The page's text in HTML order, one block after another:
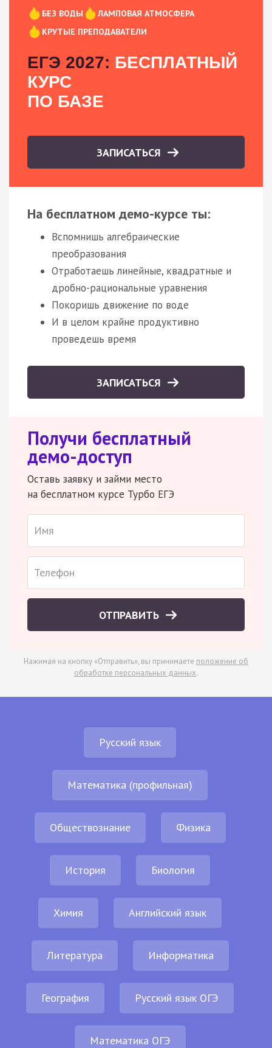
БЕЗ ВОДЫ
ЛАМПОВАЯ АТМОСФЕРА
КРУТЫЕ ПРЕПОДАВАТЕЛИ
ЕГЭ 2027: БЕСПЛАТНЫЙ
КУРС
ПО БАЗЕ
ЗАПИСАТЬСЯ
На бесплатном демо-курсе ты:
Вспомнишь алгебраические
преобразования
Отработаешь линейные, квадратные и
дробно-рациональные уравнения
Покоришь движение по воде
И в целом крайне продуктивно
проведешь время
ЗАПИСАТЬСЯ
Получи бесплатный
демо-доступ
Оставь заявку и займи место
на бесплатном курсе Турбо ЕГЭ
ОТПРАВИТЬ
Нажимая на кнопку «Отправить», вы принимаете положение об
обработке персональных данных.
Русский язык
Математика (профильная)
Обществознание Физика
История Биология
Химия Английский язык
Литература Информатика
География Русский язык ОГЭ
Математика ОГЭ